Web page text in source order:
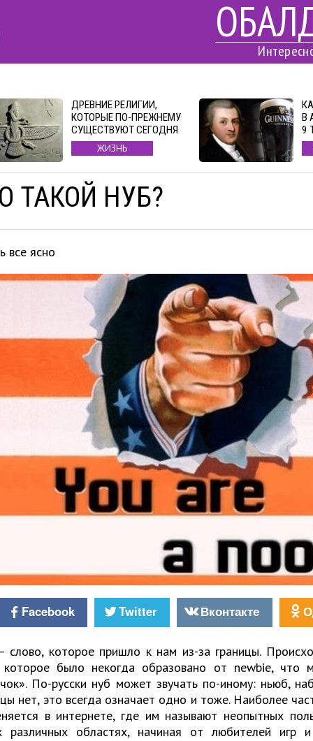
ДРЕВНИЕ РЕЛИГИИ,
КОТОРЫЕ ПО-ПРЕЖНЕМУ
СУЩЕСТВУЮТ СЕГОДНЯ
ЖИЗНЬ
В
9
ТАКОЙ НУБ?
все ясно
Facebook Twitter Вконтакте
слово, которое пришло к нам из-за границы.
которое было некогда образовано от newbie, что
По-русски нуб может звучать по-иному: ньюб,
нет, это всегда означает одно и тоже. Наиболее
в интернете, где им называют неопытных
различных областях, начиная от любителей игр